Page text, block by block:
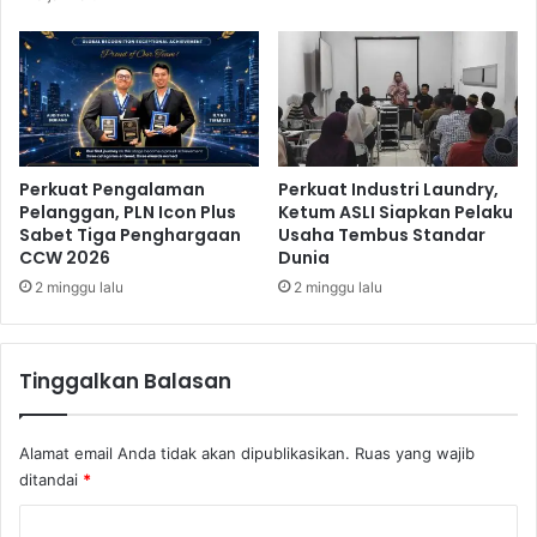
A
n
g
k
a
s
a
T
i
a
n
o
g
-
Perkuat Pengalaman
Pelanggan, PLN Icon Plus
Sabet Tiga Penghargaan
CCW 2026
2 minggu lalu
Perkuat Industri Laundry,
Ketum ASLI Siapkan Pelaku
Usaha Tembus Standar
Dunia
2 minggu lalu
Tinggalkan Balasan
Alamat email Anda tidak akan dipublikasikan. Ruas yang wajib
ditandai *